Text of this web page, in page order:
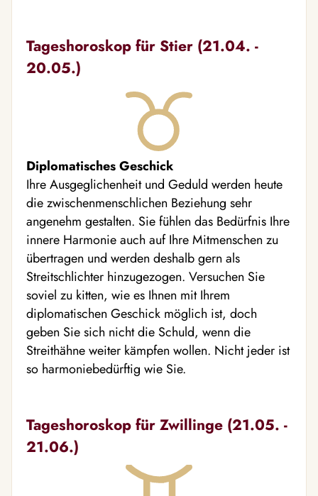
Tageshoroskop für Stier (21.04. -
20.05.)
Diplomatisches Geschick
Ihre Ausgeglichenheit und Geduld werden heute
die zwischenmenschlichen Beziehung sehr
angenehm gestalten. Sie fühlen das Bedürfnis Ihre
innere Harmonie auch auf Ihre Mitmenschen zu
übertragen und werden deshalb gern als
Streitschlichter hinzugezogen. Versuchen Sie
soviel zu kitten, wie es Ihnen mit Ihrem
diplomatischen Geschick möglich ist, doch
geben Sie sich nicht die Schuld, wenn die
Streithähne weiter kämpfen wollen. Nicht jeder ist
so harmoniebedürftig wie Sie.
Tageshoroskop für Zwillinge (21.05. -
21.06.)